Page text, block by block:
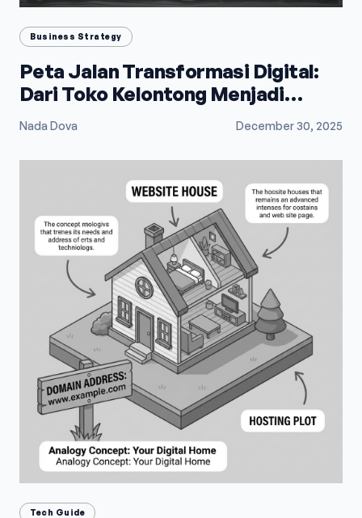
Business Strategy
Peta Jalan Transformasi Digital:
Dari Toko Kelontong Menjadi
Raksasa E-Commerce
Nada Dova December 30, 2025
Tech Guide